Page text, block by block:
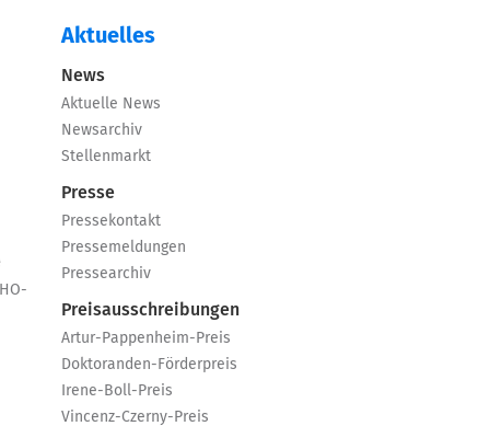
Aktuelles
News
Aktuelle News
Newsarchiv
Stellenmarkt
Presse
Pressekontakt
Pressemeldungen
Pressearchiv
Preisausschreibungen
Artur-Pappenheim-Preis
Doktoranden-Förderpreis
Irene-Boll-Preis
Vincenz-Czerny-Preis